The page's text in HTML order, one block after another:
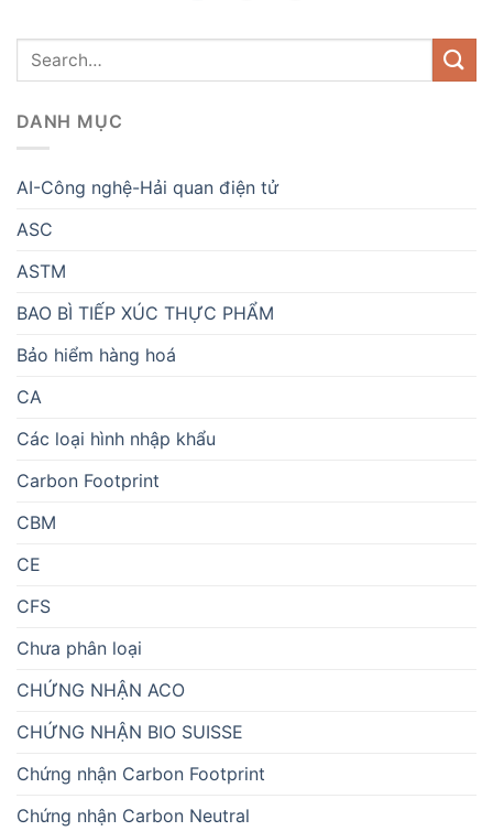
DANH MỤC
AI-Công nghệ-Hải quan điện tử
ASC
ASTM
BAO BÌ TIẾP XÚC THỰC PHẨM
Bảo hiểm hàng hoá
CA
Các loại hình nhập khẩu
Carbon Footprint
CBM
CE
CFS
Chưa phân loại
CHỨNG NHẬN ACO
CHỨNG NHẬN BIO SUISSE
Chứng nhận Carbon Footprint
Chứng nhận Carbon Neutral